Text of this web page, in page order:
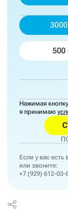
3000
500
Нажимая
я принимаю
Если у вас
или звоните:
+7 (929) 612-03-